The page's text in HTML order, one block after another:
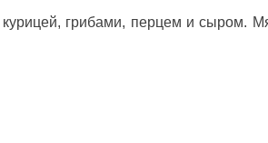
грибами, перцем и сыром.